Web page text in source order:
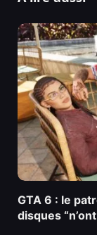
GTA 6 : le
disques